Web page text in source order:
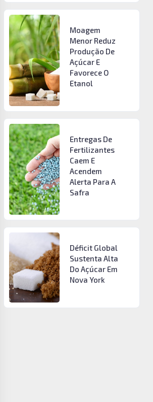
Moagem
Menor Reduz
Produção De
Açúcar E
Favorece O
Etanol
Entregas De
Fertilizantes
Caem E
Acendem
Alerta Para A
Safra
Déficit Global
Sustenta Alta
Do Açúcar Em
Nova York